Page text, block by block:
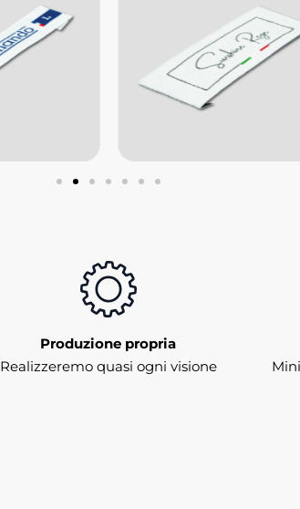
Produzione propria
Realizzeremo quasi ogni visione